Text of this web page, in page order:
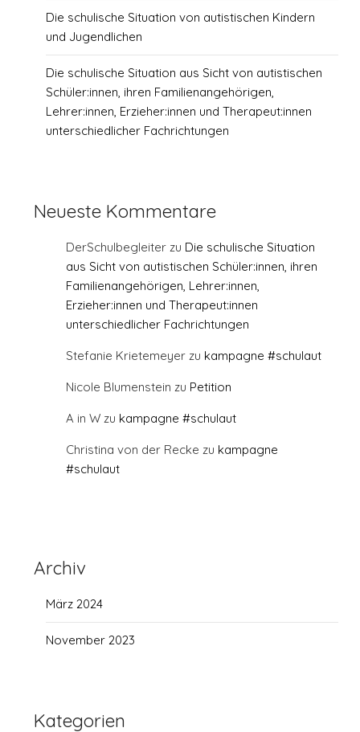
Die schulische Situation von autistischen Kindern
und Jugendlichen
Die schulische Situation aus Sicht von autistischen
Schüler:innen, ihren Familienangehörigen,
Lehrer:innen, Erzieher:innen und Therapeut:innen
unterschiedlicher Fachrichtungen
Neueste Kommentare
DerSchulbegleiter zu Die schulische Situation
aus Sicht von autistischen Schüler:innen, ihren
Familienangehörigen, Lehrer:innen,
Erzieher:innen und Therapeut:innen
unterschiedlicher Fachrichtungen
Stefanie Krietemeyer zu kampagne #schulaut
Nicole Blumenstein zu Petition
A in W zu kampagne #schulaut
Christina von der Recke zu kampagne
#schulaut
Archiv
März 2024
November 2023
Kategorien